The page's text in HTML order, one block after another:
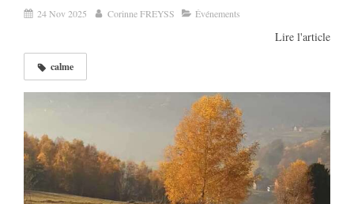
24 Nov 2025 Corinne FREYSS Événements
Lire l'article
calme